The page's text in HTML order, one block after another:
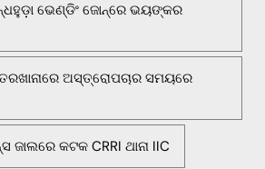
ଭେଣ୍ଡିଂ ଜୋନ୍‌ରେ ଭୟଙ୍କର
ଅସ୍ତ୍ରୋପଚାର ସମୟରେ
ଜାଲରେ କଟକ CRRI ଥାନା IIC